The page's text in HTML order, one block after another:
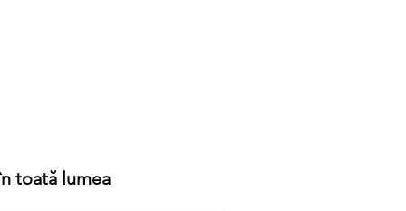
toată lumea